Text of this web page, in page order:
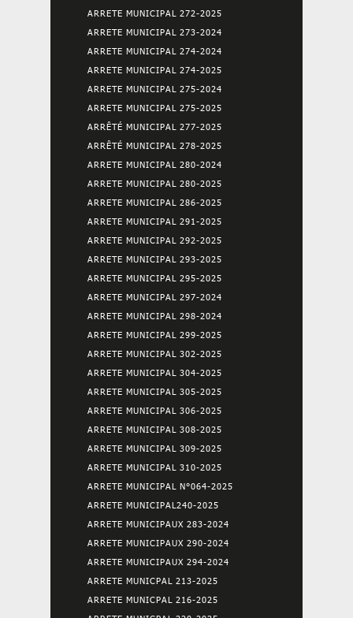
ARRETE MUNICIPAL 272-2025
ARRETE MUNICIPAL 273-2024
ARRETE MUNICIPAL 274-2024
ARRETE MUNICIPAL 274-2025
ARRETE MUNICIPAL 275-2024
ARRETE MUNICIPAL 275-2025
ARRÊTÉ MUNICIPAL 277-2025
ARRÊTÉ MUNICIPAL 278-2025
ARRETE MUNICIPAL 280-2024
ARRETE MUNICIPAL 280-2025
ARRETE MUNICIPAL 286-2025
ARRETE MUNICIPAL 291-2025
ARRETE MUNICIPAL 292-2025
ARRETE MUNICIPAL 293-2025
ARRETE MUNICIPAL 295-2025
ARRETE MUNICIPAL 297-2024
ARRETE MUNICIPAL 298-2024
ARRETE MUNICIPAL 299-2025
ARRETE MUNICIPAL 302-2025
ARRETE MUNICIPAL 304-2025
ARRETE MUNICIPAL 305-2025
ARRETE MUNICIPAL 306-2025
ARRETE MUNICIPAL 308-2025
ARRETE MUNICIPAL 309-2025
ARRETE MUNICIPAL 310-2025
ARRETE MUNICIPAL N°064-2025
ARRETE MUNICIPAL240-2025
ARRETE MUNICIPAUX 283-2024
ARRETE MUNICIPAUX 290-2024
ARRETE MUNICIPAUX 294-2024
ARRETE MUNICPAL 213-2025
ARRETE MUNICPAL 216-2025